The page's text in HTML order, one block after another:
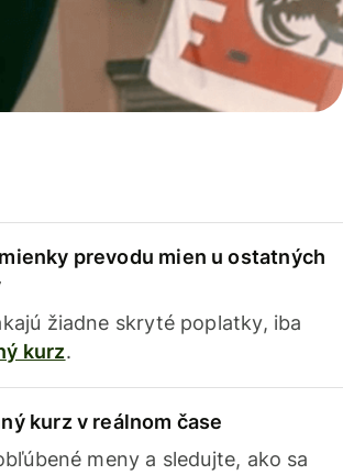
prevodu mien u ostatných
žiadne skryté poplatky, iba
kurz.
kurz v reálnom čase
meny a sledujte, ako sa